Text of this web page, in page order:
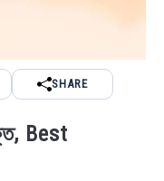
SHARE
Best